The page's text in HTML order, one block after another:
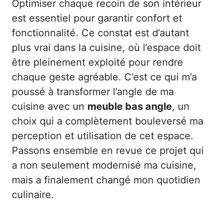
Optimiser chaque recoin de son intérieur
est essentiel pour garantir confort et
fonctionnalité. Ce constat est d’autant
plus vrai dans la cuisine, où l’espace doit
être pleinement exploité pour rendre
chaque geste agréable. C’est ce qui m’a
poussé à transformer l’angle de ma
cuisine avec un meuble bas angle, un
choix qui a complètement bouleversé ma
perception et utilisation de cet espace.
Passons ensemble en revue ce projet qui
a non seulement modernisé ma cuisine,
mais a finalement changé mon quotidien
culinaire.